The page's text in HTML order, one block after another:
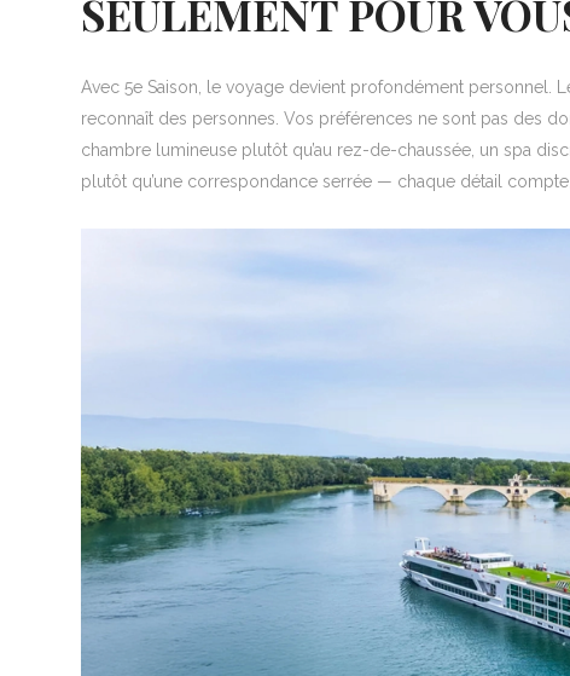
SEULEMENT POUR
Avec 5e Saison, le voyage devient profondément personnel.
reconnaît des personnes. Vos préférences ne sont pas des
chambre lumineuse plutôt qu’au rez-de-chaussée, un spa
plutôt qu’une correspondance serrée — chaque détail